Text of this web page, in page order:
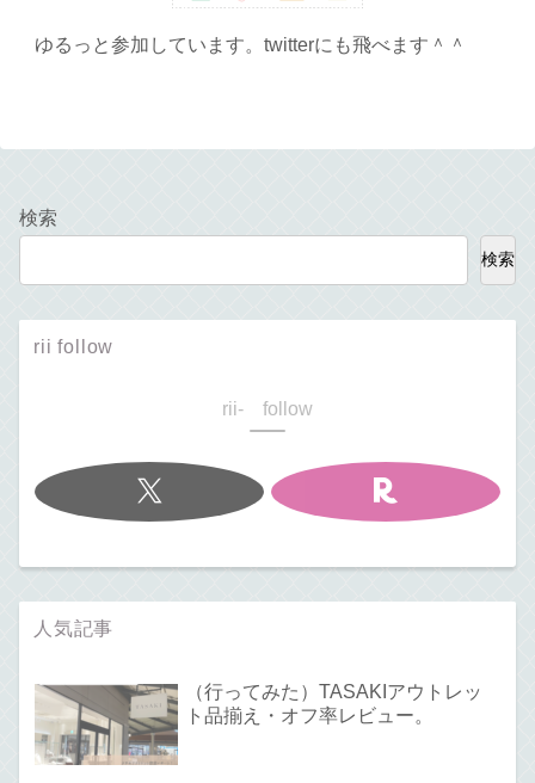
ゆるっと参加しています。twitterにも飛べます＾＾
検索
検索
rii follow
rii- follow
人気記事
（行ってみた）TASAKIアウトレッ
ト品揃え・オフ率レビュー。